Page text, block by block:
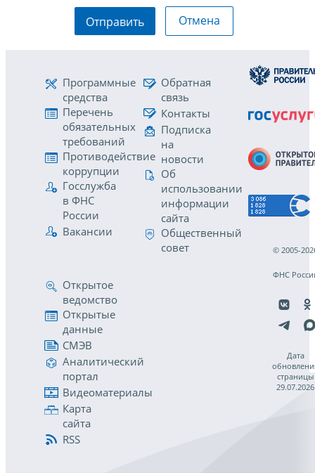
Отправить Отмена
Программные
средства
Перечень
обязательных
требований
Противодействие
коррупции
Госслужба
в ФНС
России
Вакансии
Обратная
связь
Контакты
Подписка
на
новости
Об
использовании
информации
сайта
Общественный
совет
Открытое
ведомство
Открытые
данные
СМЭВ
Аналитический
портал
Видеоматериалы
Карта
сайта
RSS
© 2005-
ФНС
Дата
страницы
29.07.2026